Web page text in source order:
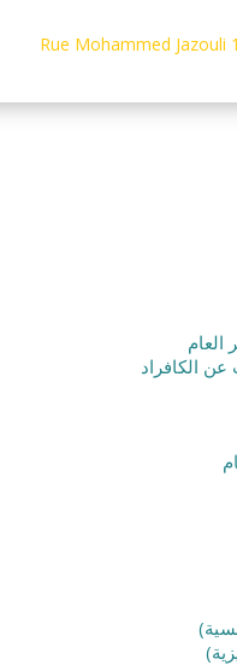
Rue Mohammed Jazouli
العام
الكافراد
)
)